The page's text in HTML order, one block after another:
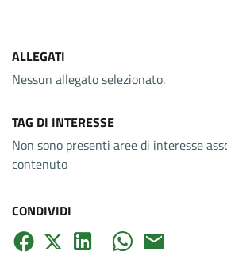
ALLEGATI
Nessun allegato selezionato.
TAG DI INTERESSE
Non sono presenti aree di interesse
contenuto
CONDIVIDI